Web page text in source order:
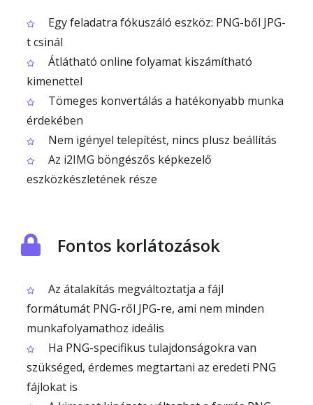
Egy feladatra fókuszáló eszköz: PNG-ből JPG-
t csinál
Átlátható online folyamat kiszámítható
kimenettel
Tömeges konvertálás a hatékonyabb munka
érdekében
Nem igényel telepítést, nincs plusz beállítás
Az i2IMG böngészős képkezelő
eszközkészletének része
Fontos korlátozások
Az átalakítás megváltoztatja a fájl
formátumát PNG-ről JPG-re, ami nem minden
munkafolyamathoz ideális
Ha PNG-specifikus tulajdonságokra van
szükséged, érdemes megtartani az eredeti PNG
fájlokat is